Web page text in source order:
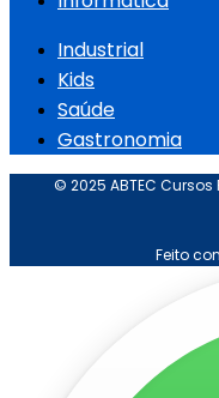
Industrial
Kids
Saúde
Gastronomia
© 2025 ABTEC
Feito